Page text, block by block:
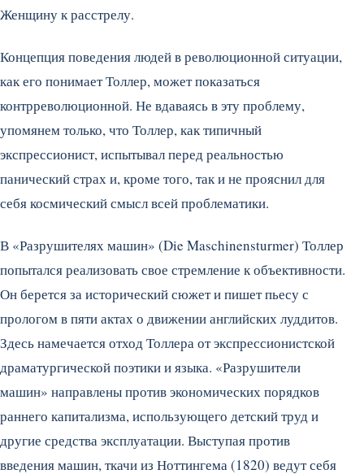
Женщину к расстрелу.
Концепция поведения людей в революционной ситуации,
как его понимает Толлер, может показаться
контрреволюционной. Не вдаваясь в эту проблему,
упомянем только, что Толлер, как типичный
экспрессионист, испытывал перед реальностью
панический страх и, кроме того, так и не прояснил для
себя космический смысл всей проблематики.
В «Разрушителях машин» (Die Maschinensturmer) Толлер
попытался реализовать свое стремление к объективности.
Он берется за исторический сюжет и пишет пьесу с
прологом в пяти актах о движении английских луддитов.
Здесь намечается отход Толлера от экспрессионистской
драматургической поэтики и языка. «Разрушители
машин» направлены против экономических порядков
раннего капитализма, использующего детский труд и
другие средства эксплуатации. Выступая против
введения машин, ткачи из Ноттингема (1820) ведут себя